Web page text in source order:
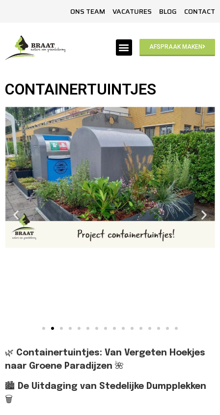
ONS TEAM VACATURES BLOG CONTACT
AFSPRAAK MAKEN
CONTAINERTUINTJES
🌿 Containertuintjes: Van Vergeten Hoekjes
naar Groene Paradijzen 🌺
🏙️ De Uitdaging van Stedelijke Dumpplekken
🗑️